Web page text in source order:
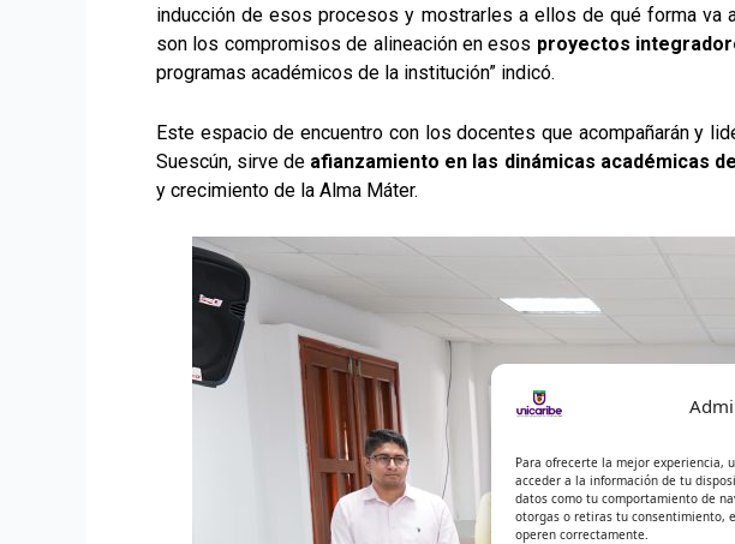
Para ofrecerte la mejor experiencia,
acceder a la información de tu
datos como tu comportamiento de
otorgas o retiras tu consentimiento,
operen correctamente.
inducción de esos procesos y mostrarles a ellos de qué forma va
son los compromisos de alineación en esos proyectos
programas académicos de la institución” indicó.
Este espacio de encuentro con los docentes que acompañarán y
Suescún, sirve de afianzamiento en las dinámicas académicas
y crecimiento de la Alma Máter.